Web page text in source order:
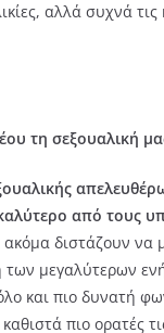
αλλά συχνά τις
τη σεξουαλική
από τους
διστάζουν να
μεγαλύτερων
και πιο δυνατή
πιο ορατές